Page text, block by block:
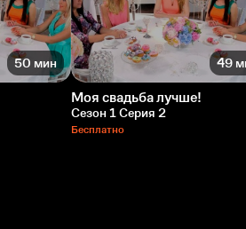
50 мин 49
Моя свадьба лучше!
Сезон 1 Серия 2
Бесплатно